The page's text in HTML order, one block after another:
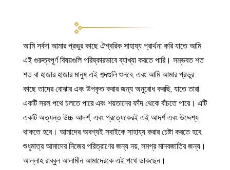
আমি সর্বদা আমার প্রভুর কাছে ঐশ্বরিক সাহায্য প্রার্থনা করি যাতে আমি
এই গুরুত্বপূর্ণ বিষয়গুলি পরিষ্কারভাবে ব্যাখ্যা করতে পারি। সম্ভবত শত
শত বা হাজার হাজার মানুষ এই শব্দগুলি শুনবে, এবং আমি আমার প্রভুর
কাছে তাদের বোঝার এবং উপকৃত করার জন্য অনুরোধ করছি, যাতে তারা
একটি সরল পথে চলতে পারে এবং শয়তানের ফাঁদ থেকে বাঁচতে পারে। এটি
একটি অত্যন্ত উচ্চ আদর্শ, এবং প্রত্যেকেরই এই আদর্শ এবং উদ্দেশ্য
থাকতে হবে। আমাদের অবশ্যই সবাইকে সাহায্য করার চেষ্টা করতে হবে,
শুধুমাত্র আমাদের নিজের পরিত্রাণের জন্য নয়, সমগ্র মানবজাতির জন্য।
আল্লাহ রাব্বুল আলামীন আমাদেরকে এই পথে ডাকছেন।